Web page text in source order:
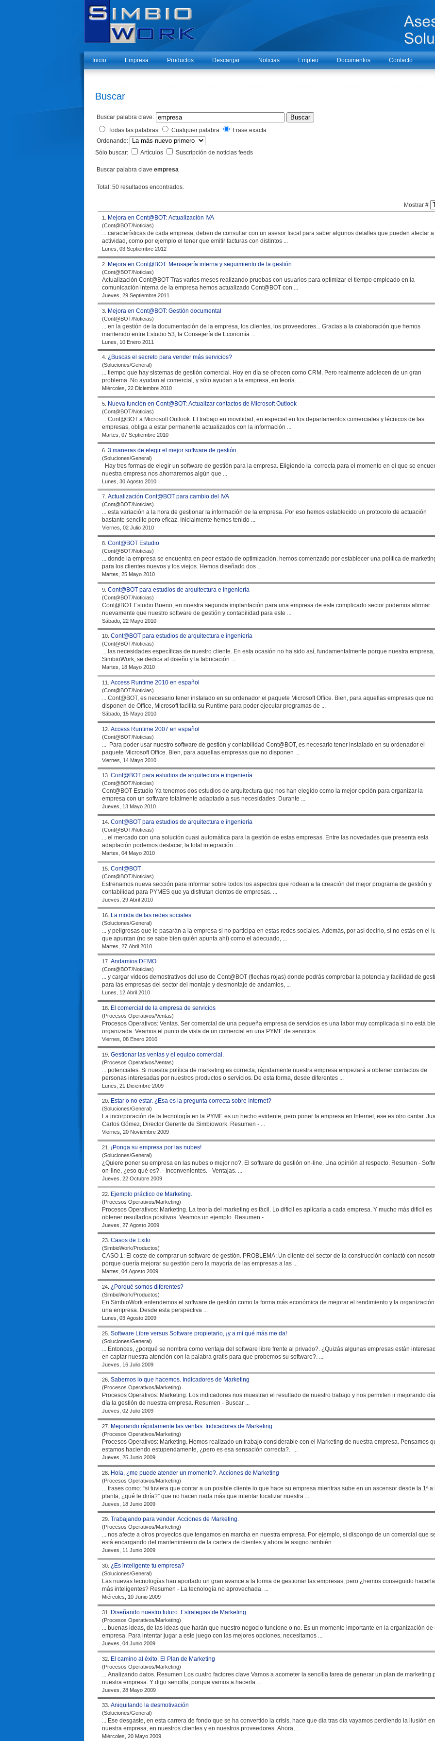
Inicio Empresa Productos Descargar Noticias Empleo Documentos Contacto
Buscar
Buscar palabra clave: Buscar
Todas las palabras Cualquier palabra
Frase exacta
Ordenando:
Sólo buscar:
Artículos Suscripción de noticias feeds
Buscar palabra clave empresa
Total: 50 resultados encontrados.
Mostrar #
1. Mejora en Cont@BOT: Actualización IVA
(Cont@BOT/Noticias)
... características de cada empresa, deben de consultar con un asesor fiscal para saber algunos detalles que pueden afectar a
actividad, como por ejemplo el tener que emitir facturas con distintos ...
Lunes, 03 Septiembre 2012
2. Mejora en Cont@BOT: Mensajería interna y seguimiento de la gestión
(Cont@BOT/Noticias)
Actualización Cont@BOT Tras varios meses realizando pruebas con usuarios para optimizar el tiempo empleado en la
comunicación interna de la empresa hemos actualizado Cont@BOT con ...
Jueves, 29 Septiembre 2011
3. Mejora en Cont@BOT: Gestión documental
(Cont@BOT/Noticias)
... en la gestión de la documentación de la empresa , los clientes, los proveedores... Gracias a la colaboración que hemos
mantenido entre Estudio 53, la Consejería de Economía ...
Lunes, 10 Enero 2011
4. ¿Buscas el secreto para vender más servicios?
(Soluciones/General)
... tiempo que hay sistemas de gestión comercial. Hoy en día se ofrecen como CRM. Pero realmente adolecen de un gran
problema. No ayudan al comercial, y sólo ayudan a la empresa, en teoría. ...
Miércoles, 22 Diciembre 2010
5. Nueva función en Cont@BOT: Actualizar contactos de Microsoft Outlook
(Cont@BOT/Noticias)
... Cont@BOT a Microsoft Outlook. El trabajo en movilidad, en especial en los departamentos comerciales y técnicos de las
empresas, obliga a estar permanente actualizados con la información ...
Martes, 07 Septiembre 2010
6. 3 maneras de elegir el mejor software de gestión
(Soluciones/General)
Hay tres formas de elegir un software de gestión para la empresa . Eligiendo la correcta para el momento en el que se
nuestra empresa nos ahorraremos algún que ...
Lunes, 30 Agosto 2010
7. Actualización Cont@BOT para cambio del IVA
(Cont@BOT/Noticias)
... esta variación a la hora de gestionar la información de la empresa. Por eso hemos establecido un protocolo de actuación
bastante sencillo pero eficaz. Inicialmente hemos tenido ...
Viernes, 02 Julio 2010
8. Cont@BOT Estudio
(Cont@BOT/Noticias)
... donde la empresa se encuentra en peor estado de optimización, hemos comenzado por establecer una política de
para los clientes nuevos y los viejos. Hemos diseñado dos ...
Martes, 25 Mayo 2010
9. Cont@BOT para estudios de arquitectura e ingeniería
(Cont@BOT/Noticias)
Cont@BOT Estudio Bueno, en nuestra segunda implantación para una empresa de este complicado sector podemos afirmar
nuevamente que nuestro software de gestión y contabilidad para este ...
Sábado, 22 Mayo 2010
10. Cont@BOT para estudios de arquitectura e ingeniería
(Cont@BOT/Noticias)
... las necesidades específicas de nuestro cliente. En esta ocasión no ha sido así, fundamentalmente porque nuestra empresa,
SimbioWork, se dedica al diseño y la fabricación ...
Martes, 18 Mayo 2010
11. Access Runtime 2010 en español
(Cont@BOT/Noticias)
... Cont@BOT, es necesario tener instalado en su ordenador el paquete Microsoft Office. Bien, para aquellas empresas que no
disponen de Office, Microsoft facilita su Runtime para poder ejecutar programas de ...
Sábado, 15 Mayo 2010
12. Access Runtime 2007 en español
(Cont@BOT/Noticias)
paquete Microsoft Office. Bien, para aquellas empresas que no disponen ...
Viernes, 14 Mayo 2010
13. Cont@BOT para estudios de arquitectura e ingeniería
(Cont@BOT/Noticias)
Cont@BOT Estudio Ya tenemos dos estudios de arquitectura que nos han elegido como la mejor opción para organizar la
empresa
con un software totalmente adaptado a sus necesidades. Durante ...
Jueves, 13 Mayo 2010
14. Cont@BOT para estudios de arquitectura e ingeniería
(Cont@BOT/Noticias)
... el mercado con una solución cuasi automática para la gestión de estas empresas. Entre las novedades que presenta esta
adaptación podemos destacar, la total integración ...
Martes, 04 Mayo 2010
15. Cont@BOT
(Cont@BOT/Noticias)
Estrenamos nueva sección para informar sobre todos los aspectos que rodean a la creación del mejor programa de gestión y
contabilidad para PYMES que ya disfrutan cientos de empresas. ...
Jueves, 29 Abril 2010
16. La moda de las redes sociales
(Soluciones/General)
... y peligrosas que le pasarán a la empresa si no participa en estas redes sociales. Además, por así decirlo, si no estás en el lugar
que apuntan (no se sabe bien quién apunta ahí) como el adecuado, ...
Martes, 27 Abril 2010
17. Andamios DEMO
(Cont@BOT/Noticias)
... y cargar videos demostrativos del uso de Cont@BOT (flechas rojas) donde podrás comprobar la potencia y facilidad de
para las empresas del sector del montaje y desmontaje de andamios, ...
Lunes, 12 Abril 2010
18. El comercial de la empresa de servicios
(Procesos Operativos/Ventas)
Procesos Operativos: Ventas. Ser comercial de una pequeña empresa de servicios es una labor muy complicada si no está
organizada. Veamos el punto de vista de un comercial en una PYME de servicios. ...
Viernes, 08 Enero 2010
19. Gestionar las ventas y el equipo comercial.
(Procesos Operativos/Ventas)
... potenciales. Si nuestra política de marketing es correcta, rápidamente nuestra empresa empezará a obtener contactos de
personas interesadas por nuestros productos o servicios. De esta forma, desde diferentes ...
Lunes, 21 Diciembre 2009
20. Estar o no estar. ¿Esa es la pregunta correcta sobre Internet?
(Soluciones/General)
La incorporación de la tecnología en la PYME es un hecho evidente, pero poner la empresa en Internet, ese es otro cantar. Juan
Carlos Gómez, Director Gerente de Simbiowork. Resumen - ...
Viernes, 20 Noviembre 2009
21. ¡Ponga su empresa por las nubes!
(Soluciones/General)
¿Quiere poner su empresa en las nubes o mejor no?. El software de gestión on-line. Una opinión al respecto. Resumen - Software
on-line, ¿eso qué es?. - Inconvenientes. - Ventajas. ...
Jueves, 22 Octubre 2009
22. Ejemplo práctico de Marketing.
(Procesos Operativos/Marketing)
Procesos Operativos: Marketing. La teoría del marketing es fácil. Lo difícil es aplicarla a cada empresa . Y mucho más difícil es
obtener resultados positivos. Veamos un ejemplo. Resumen - ...
Jueves, 27 Agosto 2009
23. Casos de Exito
(SimbioWork/Productos)
CASO 1: El coste de comprar un software de gestión. PROBLEMA: Un cliente del sector de la construcción contactó con nosotros
porque quería mejorar su gestión pero la mayoría de las empresas a las ...
Martes, 04 Agosto 2009
24. ¿Porqué somos diferentes?
(SimbioWork/Productos)
En SimbioWork entendemos el software de gestión como la forma más económica de mejorar el rendimiento y la
una empresa . Desde esta perspectiva ...
Lunes, 03 Agosto 2009
25. Software Libre versus Software propietario, ¡y a mí qué más me da!
(Soluciones/General)
... Entonces, ¿porqué se nombra como ventaja del software libre frente al privado?. ¿Quizás algunas empresas están
en captar nuestra atención con la palabra gratis para que probemos su software?. ...
Jueves, 16 Julio 2009
26. Sabemos lo que hacemos. Indicadores de Marketing
(Procesos Operativos/Marketing)
Procesos Operativos: Marketing. Los indicadores nos muestran el resultado de nuestro trabajo y nos permiten ir mejorando
día la gestión de nuestra empresa . Resumen - Buscar ...
Jueves, 02 Julio 2009
27. Mejorando rápidamente las ventas. Indicadores de Marketing
(Procesos Operativos/Marketing)
Procesos Operativos: Marketing. Hemos realizado un trabajo considerable con el Marketing de nuestra empresa. Pensamos
estamos haciendo estupendamente, ¿pero es esa sensación correcta?. ...
Jueves, 25 Junio 2009
28. Hola, ¿me puede atender un momento?. Acciones de Marketing
(Procesos Operativos/Marketing)
... frases como: “si tuviera que contar a un posible cliente lo que hace su empresa mientras sube en un ascensor desde la 1ª a
planta, ¿qué le diría?” que no hacen nada más que intentar focalizar nuestra ...
Jueves, 18 Junio 2009
29. Trabajando para vender. Acciones de Marketing.
(Procesos Operativos/Marketing)
... nos afecte a otros proyectos que tengamos en marcha en nuestra empresa. Por ejemplo, si dispongo de un comercial que
está encargando del mantenimiento de la cartera de clientes y ahora le asigno también ...
Jueves, 11 Junio 2009
30. ¿Es inteligente tu empresa?
(Soluciones/General)
Las nuevas tecnologías han aportado un gran avance a la forma de gestionar las empresas, pero ¿hemos conseguido
más inteligentes? Resumen - La tecnología no aprovechada. ...
Miércoles, 10 Junio 2009
31. Diseñando nuestro futuro. Estrategias de Marketing
(Procesos Operativos/Marketing)
... buenas ideas, de las ideas que harán que nuestro negocio funcione o no. Es un momento importante en la organización de
empresa . Para intentar jugar a este juego con las mejores opciones, necesitamos ...
Jueves, 04 Junio 2009
32. El camino al éxito. El Plan de Marketing
(Procesos Operativos/Marketing)
... Analizando datos. Resumen Los cuatro factores clave Vamos a acometer la sencilla tarea de generar un plan de marketing para
nuestra empresa . Y digo sencilla, porque vamos a hacerla ...
Jueves, 28 Mayo 2009
33. Aniquilando la desmotivación
(Soluciones/General)
... Ese desgaste, en esta carrera de fondo que se ha convertido la crisis, hace que día tras día vayamos perdiendo la ilusión en
nuestra empresa , en nuestros clientes y en nuestros proveedores. Ahora, ...
Miércoles, 20 Mayo 2009